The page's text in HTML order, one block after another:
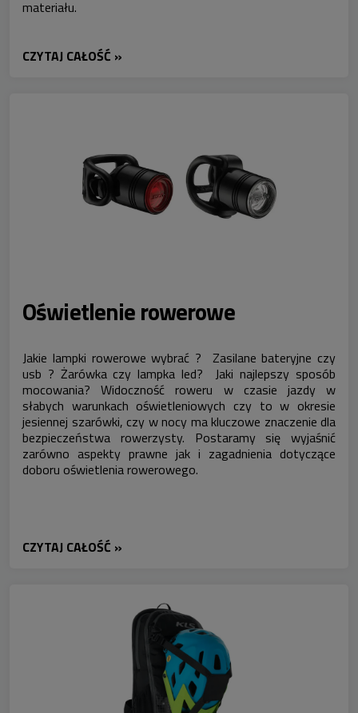
materiału.
CZYTAJ CAŁOŚĆ »
Oświetlenie rowerowe
Jakie lampki rowerowe wybrać ? Zasilane bateryjne czy
usb ? Żarówka czy lampka led? Jaki najlepszy sposób
mocowania? Widoczność roweru w czasie jazdy w
słabych warunkach oświetleniowych czy to w okresie
jesiennej szarówki, czy w nocy ma kluczowe znaczenie dla
bezpieczeństwa rowerzysty. Postaramy się wyjaśnić
zarówno aspekty prawne jak i zagadnienia dotyczące
doboru oświetlenia rowerowego.
CZYTAJ CAŁOŚĆ »